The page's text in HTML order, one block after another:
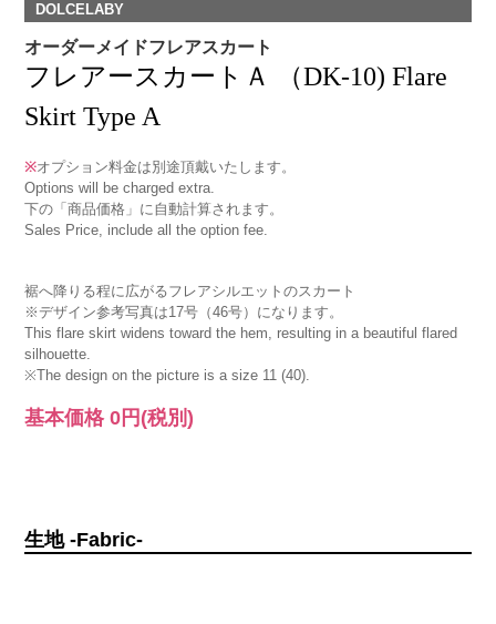
DOLCELABY
オーダーメイドフレアスカート
フレアースカートＡ （DK-10) Flare
Skirt Type A
※オプション料金は別途頂戴いたします。
Options will be charged extra.
下の「商品価格」に自動計算されます。
Sales Price, include all the option fee.
裾へ降りる程に広がるフレアシルエットのスカート
※デザイン参考写真は17号（46号）になります。
This flare skirt widens toward the hem, resulting in a beautiful flared
silhouette.
※The design on the picture is a size 11 (40).
基本価格0円 (税別)
生地 -Fabric-